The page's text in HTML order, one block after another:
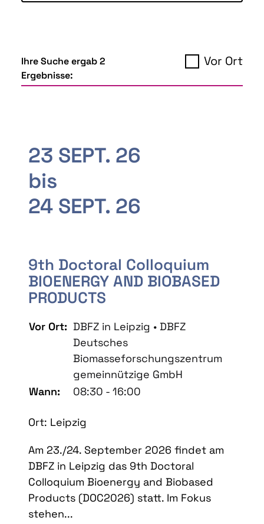
Ihre Suche ergab 2
Ergebnisse:
Vor Ort
23 SEPT. 26
bis
24 SEPT. 26
9th Doctoral Colloquium
BIOENERGY AND BIOBASED
PRODUCTS
Vor Ort: DBFZ in Leipzig • DBFZ
Deutsches
Biomasseforschungszentrum
gemeinnützige GmbH
Wann:
08:30 - 16:00
Ort: Leipzig
Am 23./24. September 2026 findet am
DBFZ in Leipzig das 9th Doctoral
Colloquium Bioenergy and Biobased
Products (DOC2026) statt. Im Fokus
stehen...